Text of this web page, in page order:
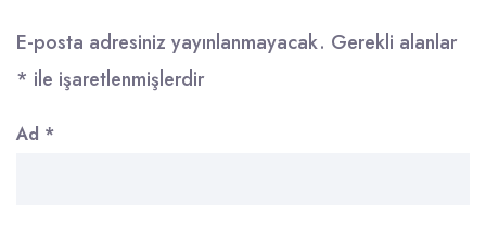
E-posta adresiniz yayınlanmayacak. Gerekli alanlar
* ile işaretlenmişlerdir
Ad *